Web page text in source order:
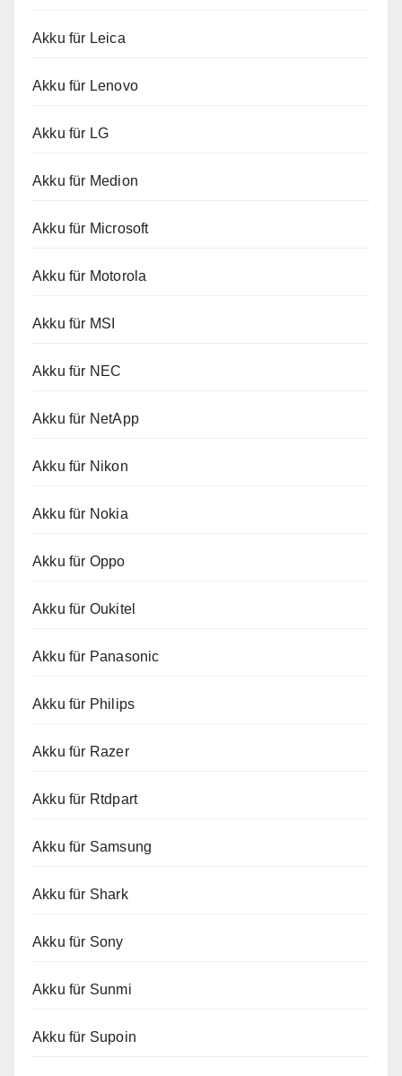
Akku für Leica
Akku für Lenovo
Akku für LG
Akku für Medion
Akku für Microsoft
Akku für Motorola
Akku für MSI
Akku für NEC
Akku für NetApp
Akku für Nikon
Akku für Nokia
Akku für Oppo
Akku für Oukitel
Akku für Panasonic
Akku für Philips
Akku für Razer
Akku für Rtdpart
Akku für Samsung
Akku für Shark
Akku für Sony
Akku für Sunmi
Akku für Supoin